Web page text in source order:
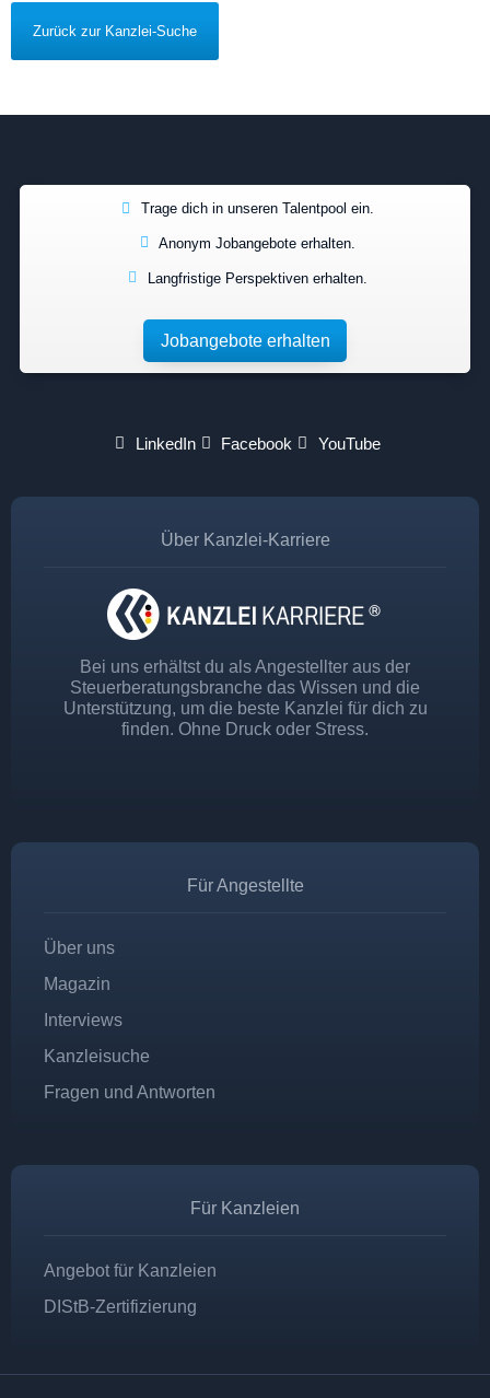
Zurück zur Kanzlei-Suche
Trage dich in unseren Talentpool ein.
Anonym Jobangebote erhalten.
Langfristige Perspektiven erhalten.
Jobangebote erhalten
LinkedIn Facebook YouTube
Über Kanzlei-Karriere
Bei uns erhältst du als Angestellter aus der
Steuerberatungsbranche das Wissen und die
Unterstützung, um die beste Kanzlei für dich zu
finden. Ohne Druck oder Stress.
Für Angestellte
Über uns
Magazin
Interviews
Kanzleisuche
Fragen und Antworten
Für Kanzleien
Angebot für Kanzleien
DIStB-Zertifizierung